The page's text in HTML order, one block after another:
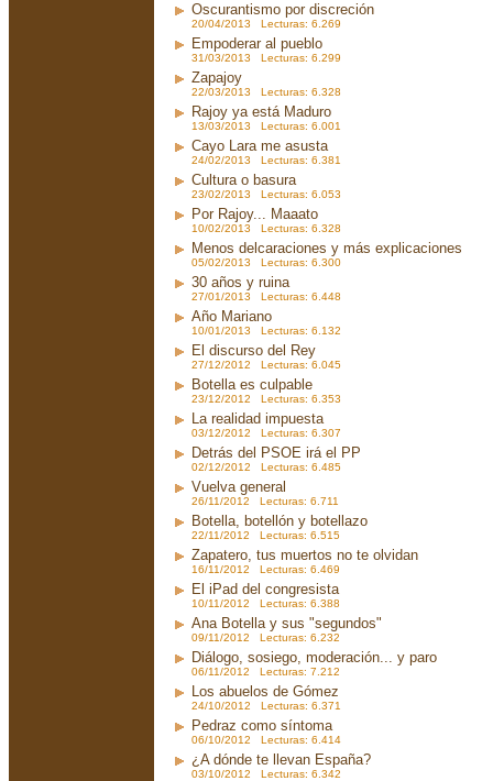
Oscurantismo por discreción
20/04/2013 Lecturas: 6.269
Empoderar al pueblo
31/03/2013 Lecturas: 6.299
Zapajoy
22/03/2013 Lecturas: 6.328
Rajoy ya está Maduro
13/03/2013 Lecturas: 6.001
Cayo Lara me asusta
24/02/2013 Lecturas: 6.381
Cultura o basura
23/02/2013 Lecturas: 6.053
Por Rajoy... Maaato
10/02/2013 Lecturas: 6.328
Menos delcaraciones y más explicaciones
05/02/2013 Lecturas: 6.300
30 años y ruina
27/01/2013 Lecturas: 6.448
Año Mariano
10/01/2013 Lecturas: 6.132
El discurso del Rey
27/12/2012 Lecturas: 6.045
Botella es culpable
23/12/2012 Lecturas: 6.353
La realidad impuesta
03/12/2012 Lecturas: 6.307
Detrás del PSOE irá el PP
02/12/2012 Lecturas: 6.485
Vuelva general
26/11/2012 Lecturas: 6.711
Botella, botellón y botellazo
22/11/2012 Lecturas: 6.515
Zapatero, tus muertos no te olvidan
16/11/2012 Lecturas: 6.469
El iPad del congresista
10/11/2012 Lecturas: 6.388
Ana Botella y sus "segundos"
09/11/2012 Lecturas: 6.232
Diálogo, sosiego, moderación... y paro
06/11/2012 Lecturas: 7.212
Los abuelos de Gómez
24/10/2012 Lecturas: 6.371
Pedraz como síntoma
06/10/2012 Lecturas: 6.414
¿A dónde te llevan España?
03/10/2012 Lecturas: 6.342